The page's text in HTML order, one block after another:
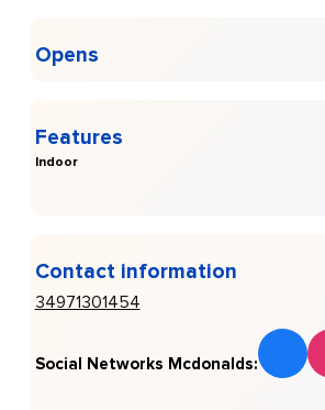
Opens
Features
Indoor
Contact information
34971301454
Social Networks Mcdonalds: